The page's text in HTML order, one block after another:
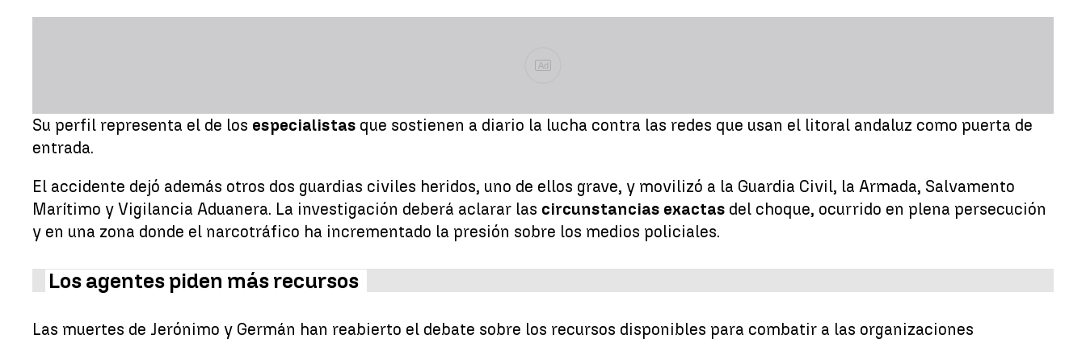
Ad
Su perfil representa el de los especialistas que sostienen a diario la lucha contra las redes que usan el litoral andaluz como puerta de
entrada.
El accidente dejó además otros dos guardias civiles heridos, uno de ellos grave, y movilizó a la Guardia Civil, la Armada, Salvamento
Marítimo y Vigilancia Aduanera. La investigación deberá aclarar las circunstancias exactas del choque, ocurrido en plena persecución
y en una zona donde el narcotráfico ha incrementado la presión sobre los medios policiales.
Los agentes piden más recursos
Las muertes de Jerónimo y Germán han reabierto el debate sobre los recursos disponibles para combatir a las organizaciones